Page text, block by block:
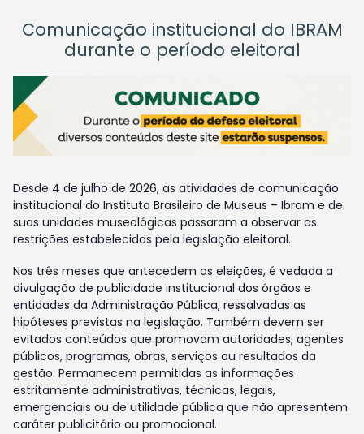
Comunicação institucional do IBRAM
durante o período eleitoral
Desde 4 de julho de 2026, as atividades de comunicação
institucional do Instituto Brasileiro de Museus – Ibram e de
suas unidades museológicas passaram a observar as
restrições estabelecidas pela legislação eleitoral.
Nos três meses que antecedem as eleições, é vedada a
divulgação de publicidade institucional dos órgãos e
entidades da Administração Pública, ressalvadas as
hipóteses previstas na legislação. Também devem ser
evitados conteúdos que promovam autoridades, agentes
públicos, programas, obras, serviços ou resultados da
gestão. Permanecem permitidas as informações
estritamente administrativas, técnicas, legais,
emergenciais ou de utilidade pública que não apresentem
caráter publicitário ou promocional.